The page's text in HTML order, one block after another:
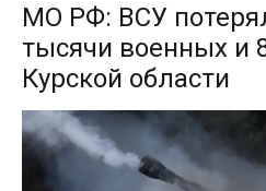
МО РФ: ВСУ
тысячи военных и
Курской области